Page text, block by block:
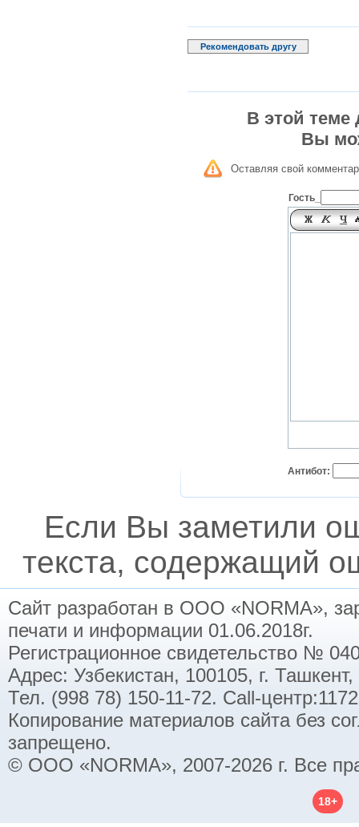
Рекомендовать другу
В этой теме
Вы
Оставляя свой
Гость_
Антибот:
Если Вы заметили
текста, содержащий
Сайт разработан в ООО «NORMA»,
печати и информации 01.06.2018г.
Регистрационное свидетельство №
Адрес: Узбекистан, 100105, г.
Тел. (998 78) 150-11-72. Call-
Копирование материалов сайта без
запрещено.
© ООО «NORMA», 2007-2026 г. Все
18+